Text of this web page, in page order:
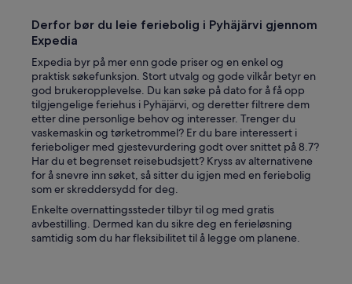
Derfor bør du leie feriebolig i Pyhäjärvi gjennom
Expedia
Expedia byr på mer enn gode priser og en enkel og
praktisk søkefunksjon. Stort utvalg og gode vilkår betyr en
god brukeropplevelse. Du kan søke på dato for å få opp
tilgjengelige feriehus i Pyhäjärvi, og deretter filtrere dem
etter dine personlige behov og interesser. Trenger du
vaskemaskin og tørketrommel? Er du bare interessert i
ferieboliger med gjestevurdering godt over snittet på 8.7?
Har du et begrenset reisebudsjett? Kryss av alternativene
for å snevre inn søket, så sitter du igjen med en feriebolig
som er skreddersydd for deg.
Enkelte overnattingssteder tilbyr til og med gratis
avbestilling. Dermed kan du sikre deg en ferieløsning
samtidig som du har fleksibilitet til å legge om planene.